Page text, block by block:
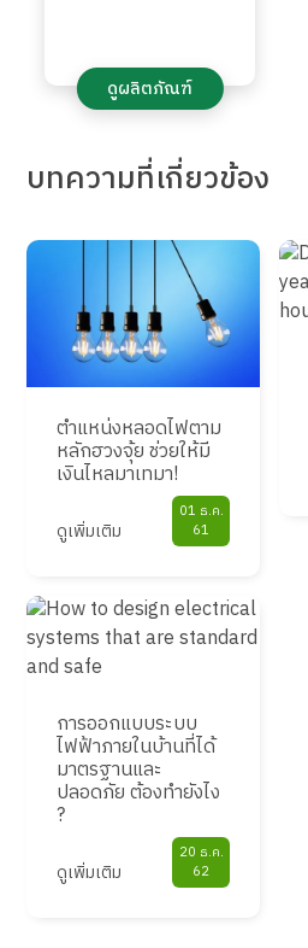
ดูผลิตภัณฑ์
บทความที่เกี่ยวข้อง
ตำแหน่งหลอดไฟตาม
หลักฮวงจุ้ย ช่วยให้มี
เงินไหลมาเทมา!
ดูเพิ่มเติม
01 ธ.ค.
61
การออกแบบระบบ
ไฟฟ้าภายในบ้านที่ได้
มาตรฐานและ
ปลอดภัย ต้องทำยังไง
?
ดูเพิ่มเติม
20 ธ.ค.
62